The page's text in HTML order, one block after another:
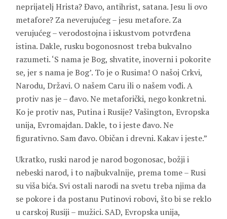
neprijatelj Hrista? Đavo, antihrist, satana. Jesu li ovo
metafore? Za neverujućeg – jesu metafore. Za
verujućeg – verodostojna i iskustvom potvrđena
istina. Dakle, rusku bogonosnost treba bukvalno
razumeti. ‘S nama je Bog, shvatite, inoverni i pokorite
se, jer s nama je Bog’. To je o Rusima! O našoj Crkvi,
Narodu, Državi. O našem Caru ili o našem vođi. A
protiv nas je – đavo. Ne metaforički, nego konkretni.
Ko je protiv nas, Putina i Rusije? Vašington, Evropska
unija, Evromajdan. Dakle, to i jeste đavo. Ne
figurativno. Sam đavo. Običan i drevni. Kakav i jeste.”
Ukratko, ruski narod je narod bogonosac, božji i
nebeski narod, i to najbukvalnije, prema tome – Rusi
su viša bića. Svi ostali narodi na svetu treba njima da
se pokore i da postanu Putinovi robovi, što bi se reklo
u carskoj Rusiji – mužici. SAD, Evropska unija,